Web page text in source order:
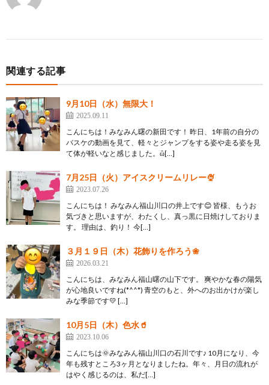
関連する記事
9月10日（水）無限大！
2025.09.11
こんにちは！みなみん曙の新田です！ 昨日、1年前の自分の
バスケの動画を見て、軽々とジャンプをする姿や走る姿を見
て体が軽いなと感じました。ὢ[…]
7月25日（火）アイスクリームリレー🍨
2023.07.26
こんにちは！ みなみん福山川口の井上です😊 皆様、もうお
気づきと思いますが、わたくし、真っ黒に日焼けしておりま
す。 理由は、釣り！ 今[…]
３月１９日（木）花飾りを作ろう❀
2026.03.21
こんにちは、みなみん福山曙の山下です。 爽やかな春の陽気
が心地良いですね(*^^*) 青空のもと、外へのお出かけが楽し
みな季節です💛 […]
10月5日（木）色水🥤
2023.10.06
こんにちは🌞みなみん福山川口の石川です♪ 10月になり、今
年も残すところ3ヶ月となりましたね。年々、月日の流れが
はやく感じるのは、私だ[…]